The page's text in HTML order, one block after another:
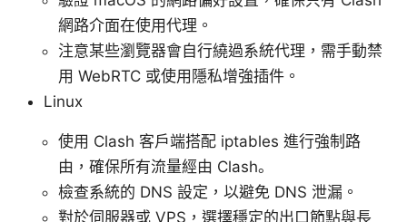
網路介面在使用代理。
注意某些瀏覽器會自行繞過系統代理，需手動禁
用 WebRTC 或使用隱私增強插件。
Linux
使用 Clash 客戶端搭配 iptables 進行強制路
由，確保所有流量經由 Clash。
檢查系統的 DNS 設定，以避免 DNS 泄漏。
對於伺服器或 VPS，選擇穩定的出口節點與長